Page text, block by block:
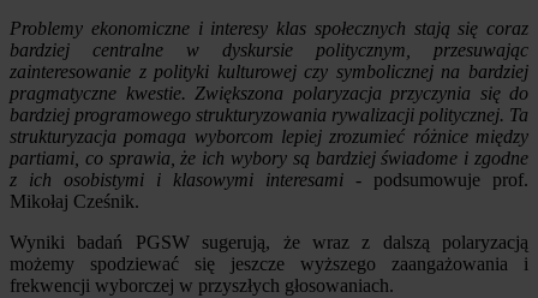
Problemy ekonomiczne i interesy klas społecznych stają się coraz
bardziej centralne w dyskursie politycznym, przesuwając
zainteresowanie z polityki kulturowej czy symbolicznej na bardziej
pragmatyczne kwestie. Zwiększona polaryzacja przyczynia się do
bardziej programowego strukturyzowania rywalizacji politycznej. Ta
strukturyzacja pomaga wyborcom lepiej zrozumieć różnice między
partiami, co sprawia, że ich wybory są bardziej świadome i zgodne
z ich osobistymi i klasowymi interesami - podsumowuje prof.
Mikołaj Cześnik.
Wyniki badań PGSW sugerują, że wraz z dalszą polaryzacją
możemy spodziewać się jeszcze wyższego zaangażowania i
frekwencji wyborczej w przyszłych głosowaniach.